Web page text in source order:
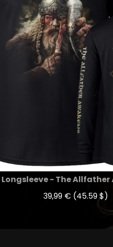
Longsleeve - The Allfather
39,99 € (45.59 $)